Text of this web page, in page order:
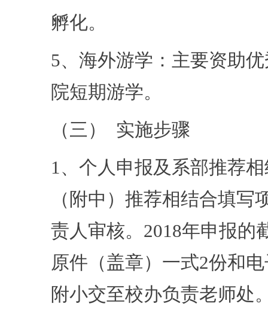
孵化。
5、海外游学：主要资助
院短期游学。
（三） 实施步骤
1、个人申报及系部推荐
（附中）推荐相结合填
责人审核。2018年申报的
原件（盖章）一式2份和
附小交至校办负责老师处